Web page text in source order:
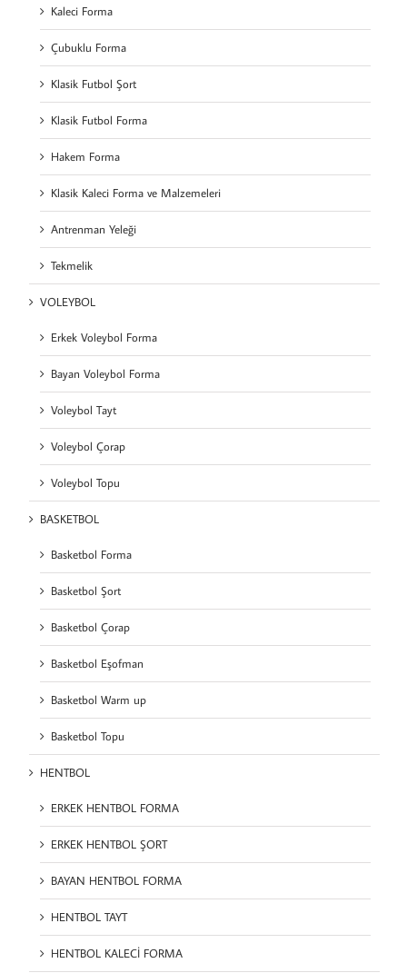
Kaleci Forma
Çubuklu Forma
Klasik Futbol Şort
Klasik Futbol Forma
Hakem Forma
Klasik Kaleci Forma ve Malzemeleri
Antrenman Yeleği
Tekmelik
VOLEYBOL
Erkek Voleybol Forma
Bayan Voleybol Forma
Voleybol Tayt
Voleybol Çorap
Voleybol Topu
BASKETBOL
Basketbol Forma
Basketbol Şort
Basketbol Çorap
Basketbol Eşofman
Basketbol Warm up
Basketbol Topu
HENTBOL
ERKEK HENTBOL FORMA
ERKEK HENTBOL ŞORT
BAYAN HENTBOL FORMA
HENTBOL TAYT
HENTBOL KALECİ FORMA